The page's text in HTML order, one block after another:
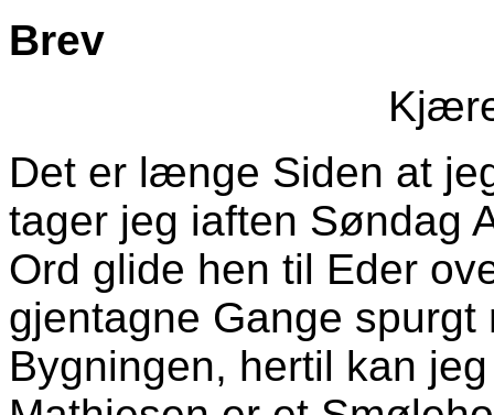
Brev
Det er længe Siden at
tager jeg iaften Søndag
Ord glide hen til Eder
gjentagne Gange
Bygningen, hertil kan